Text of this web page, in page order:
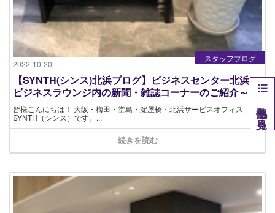
2022-10-20
スタッフブログ
【SYNTH(シンス)北浜ブログ】ビジネスセンター北浜～
ビジネスラウンジ内の新聞・雑誌コーナーのご紹介～
皆様こんにちは！ 大阪・梅田・堂島・淀屋橋・北浜サービスオフィス
SYNTH（シンス）です。...
続きを読む
他拠点を見る